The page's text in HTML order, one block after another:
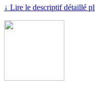
↓ Lire le descriptif détaillé